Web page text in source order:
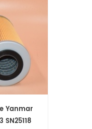
Yanmar
SN25118